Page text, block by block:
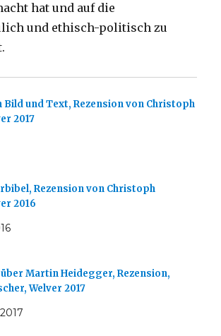
hat und auf die
und ethisch-politisch zu
und Text, Rezension von Christoph
2017
Rezension von Christoph
2016
Martin Heidegger, Rezension,
Welver 2017